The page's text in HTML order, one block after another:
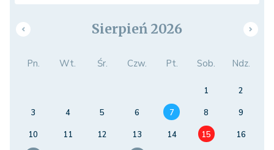
Sierpień 2026
Pn. Wt. Śr. Czw. Pt. Sob. Ndz.
1
2
3
4 5 6 7 8
9
10
11 12 13 14 15
16